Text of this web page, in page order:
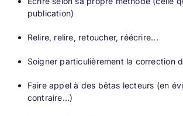
publication)
Relire, relire, retoucher, réécrire...
Soigner particulièrement la correction
Faire appel à des bêtas lecteurs (en
contraire...)